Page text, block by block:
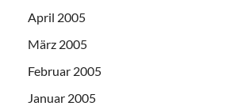
April 2005
März 2005
Februar 2005
Januar 2005